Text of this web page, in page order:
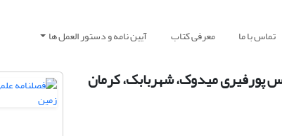
تماس با ما معرفی کتاب آیین نامه و دستور العمل ها
پورفیری میدوک، شهربابک، کرمان